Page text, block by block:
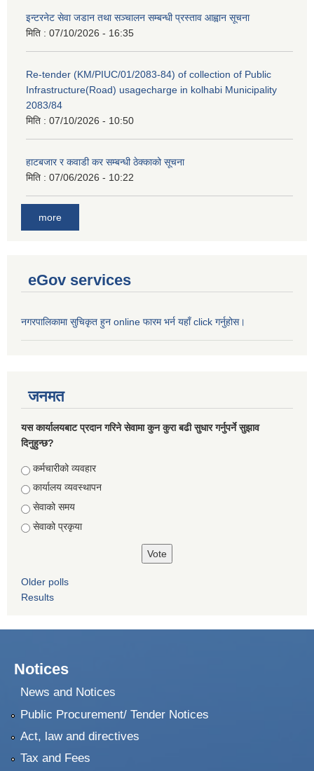
इन्टरनेट सेवा जडान तथा सञ्चालन सम्बन्धी प्रस्ताव आह्वान सूचना
मिति : 07/10/2026 - 16:35
Re-tender (KM/PIUC/01/2083-84) of collection of Public
Infrastructure(Road) usagecharge in kolhabi Municipality
2083/84
मिति : 07/10/2026 - 10:50
हाटबजार र कवाडी कर सम्बन्धी ठेक्काको सूचना
मिति : 07/06/2026 - 10:22
more
eGov services
नगरपालिकामा सुचिकृत हुन online फारम भर्न यहाँ click गर्नुहोस।
जनमत
यस कार्यालयबाट प्रदान गरिने सेवामा कुन कुरा बढी सुधार गर्नुपर्ने सुझाव
दिनुहुन्छ?
Choices
कर्मचारीको व्यवहार
कार्यालय व्यवस्थापन
सेवाको समय
सेवाको प्रकृया
Older polls
Results
Notices
News and Notices
Public Procurement/ Tender Notices
Act, law and directives
Tax and Fees